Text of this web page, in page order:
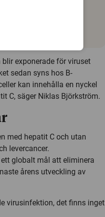
exponerade för viruset
sedan syns hos B-
kan innehålla en nyckel
C, säger Niklas Björkström.
med hepatit C och utan
levercancer.
globalt mål att eliminera
årens utveckling av
virusinfektion, det finns inget